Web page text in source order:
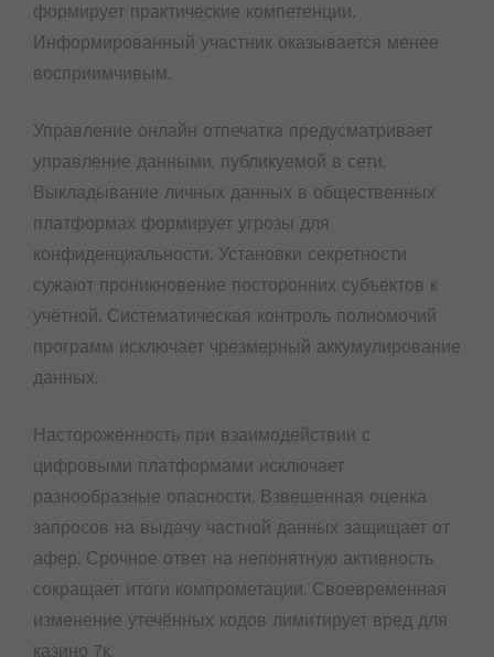
формирует практические компетенции.
Информированный участник оказывается менее
восприимчивым.
Управление онлайн отпечатка предусматривает
управление данными, публикуемой в сети.
Выкладывание личных данных в общественных
платформах формирует угрозы для
конфиденциальности. Установки секретности
сужают проникновение посторонних субъектов к
учётной. Систематическая контроль полномочий
программ исключает чрезмерный аккумулирование
данных.
Настороженность при взаимодействии с
цифровыми платформами исключает
разнообразные опасности. Взвешенная оценка
запросов на выдачу частной данных защищает от
афер. Срочное ответ на непонятную активность
сокращает итоги компрометации. Своевременная
изменение утечённых кодов лимитирует вред для
казино 7к.